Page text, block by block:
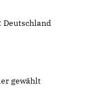
Deutschland
gewählt